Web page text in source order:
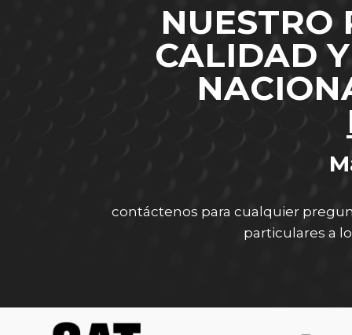
NUESTRO
CALIDAD
contáctenos para cualquier
particulares a